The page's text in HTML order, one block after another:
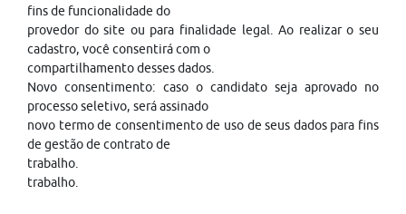
fins de funcionalidade do
provedor do site ou para finalidade legal. Ao realizar o seu
cadastro, você consentirá com o
compartilhamento desses dados.
Novo consentimento: caso o candidato seja aprovado no
processo seletivo, será assinado
novo termo de consentimento de uso de seus dados para fins
de gestão de contrato de
trabalho.
trabalho.